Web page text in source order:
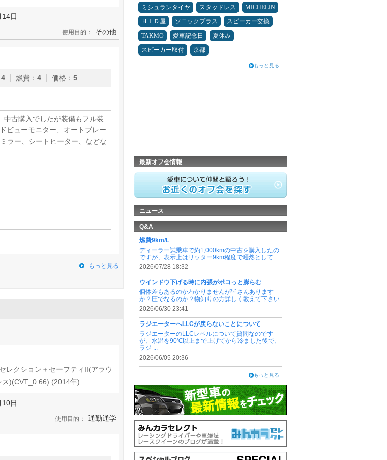
日
使用目的： その他
4 燃費 ： 4 価格 ： 5
中古購入でしたが装備もフル装
ビューモニター、オートブレー
ラー、シートヒーター、などな
もっと見る
レクション＋セーフティII(アラウ
ス)(CVT_0.66) (2014年)
日
使用目的： 通勤通学
ミシュランタイヤ
スタッドレス
MICHELIN
ＨＩＤ屋
ソニックプラス
スピーカー交換
TAKMO
愛車記念日
夏休み
スピーカー取付
京都
もっと見る
最新オフ会情報
ニュース
Q&A
燃費9km/L
ディーラー試乗車で約1,000kmの中古を購入したの
ですが、表示上はリッター9km程度で唖然として ...
2026/07/28 18:32
ウインドウ下げる時に内張がポコっと膨らむ
個体差もあるのかわかりませんが皆さんあります
か？圧でなるのか？物知りの方詳しく教えて下さい
2026/06/30 23:41
ラジエーターへLLCが戻らないことについて
ラジエーターのLLCレベルについて質問なのです
が、水温を90℃以上まで上げてから冷ました後で、
ラジ ...
2026/06/05 20:36
もっと見る